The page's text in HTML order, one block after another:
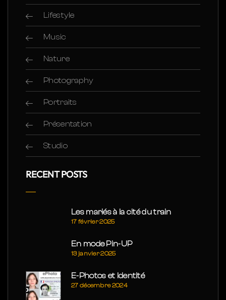
Lifestyle
Music
Nature
Photography
Portraits
Présentation
Studio
RECENT POSTS
Les mariés à la cité du train
17 février 2025
En mode Pin-UP
13 janvier 2025
E-Photos et Identité
27 décembre 2024